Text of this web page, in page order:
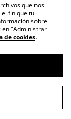
TÚ
by
que nos
fin que tu
sobre
en "Administrar
de cookies.